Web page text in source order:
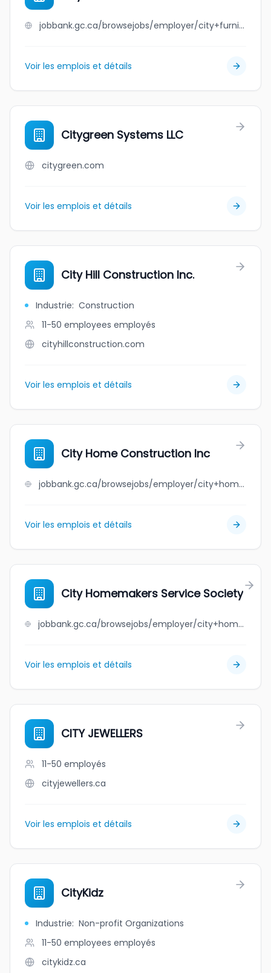
jobbank.gc.ca/browsejobs/employer/city+furniture+gp+ltd/ca
Voir les emplois et détails
Citygreen Systems LLC
citygreen.com
Voir les emplois et détails
City Hill Construction Inc.
Industrie: Construction
11-50 employees employés
cityhillconstruction.com
Voir les emplois et détails
City Home Construction Inc
jobbank.gc.ca/browsejobs/employer/city+home++construction+inc/ca
Voir les emplois et détails
City Homemakers Service Society
jobbank.gc.ca/browsejobs/employer/city+homemakers+service+society/ca
Voir les emplois et détails
CITY JEWELLERS
11-50 employés
cityjewellers.ca
Voir les emplois et détails
CityKidz
Industrie: Non-profit Organizations
11-50 employees employés
citykidz.ca